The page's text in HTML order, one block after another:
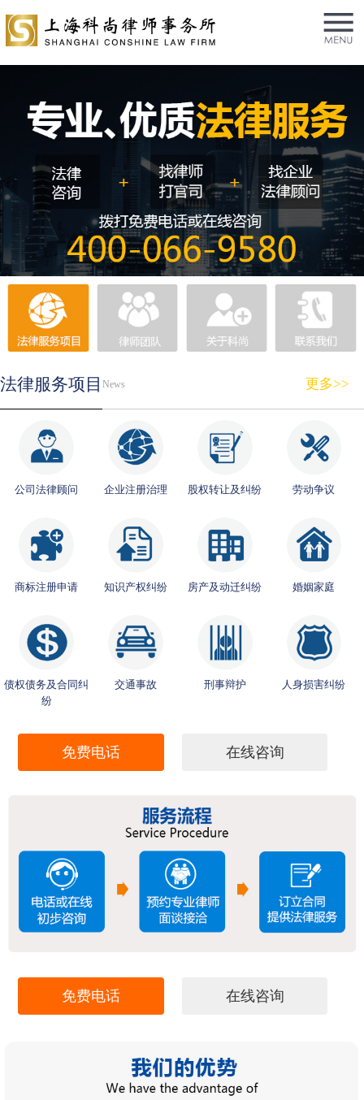
法律服务项目 News 更多>>
公司法律顾问 企业注册治理 股权转让及纠纷 劳动争议
商标注册申请 知识产权纠纷 房产及动迁纠纷 婚姻家庭
债权债务及合同纠
纷
交通事故 刑事辩护 人身损害纠纷
免费电话 在线咨询
免费电话 在线咨询